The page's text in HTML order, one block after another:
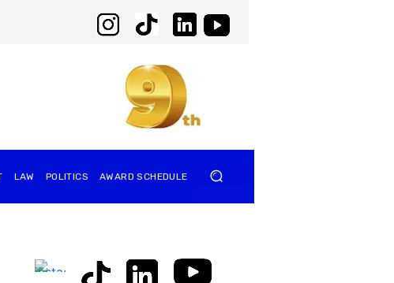
⁠LAW POLITICS AWARD SCHEDULE